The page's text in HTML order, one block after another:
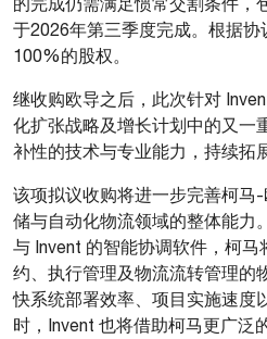
于2026年第三季度完成。根据
100%的股权。
继收购欧导之后，此次针对
化扩张战略及增长计划中的又一
补性的技术与专业能力，持续拓
该项拟议收购将进一步完善柯马
储与自动化物流领域的整体能力
与 Invent 的智能协调软件，柯
约、执行管理及物流流转管理的
快系统部署效率、项目实施速度
时，Invent 也将借助柯马更广泛